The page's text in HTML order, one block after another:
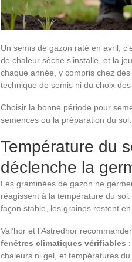
Un semis de gazon raté en avril,
de chaleur sèche s’installe, et la
chaque année, y compris chez
technique de semis ni du choix
Choisir la bonne période pour
semences ou la préparation du sol.
Température du
déclenche la
Les graminées de gazon ne
réagissent à la température du
façon stable, les graines restent en
Val’hor et l’Astredhor
fenêtres climatiques vérifiables
chaleurs ni gel, et températures